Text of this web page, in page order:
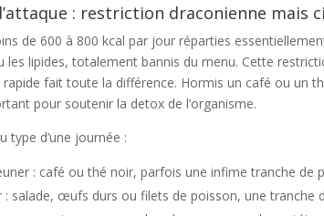
: restriction draconienne mais
de 600 à 800 kcal par jour réparties
les lipides, totalement bannis du menu. Cette
rapide fait toute la différence. Hormis un café ou un
pour soutenir la detox de l’organisme.
type d’une journée :
: café ou thé noir, parfois une infime tranche de
: salade, œufs durs ou filets de poisson, une tranche